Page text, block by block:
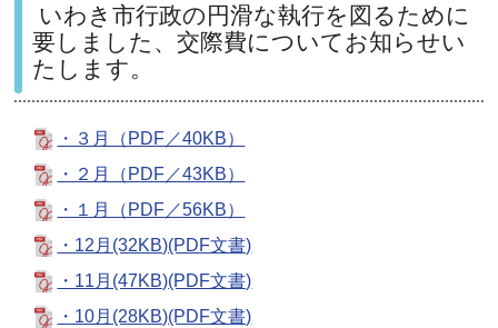
いわき市行政の円滑な執行を図るために
要しました、交際費についてお知らせい
たします。
・３月（PDF／40KB）
・２月（PDF／43KB）
・１月（PDF／56KB）
・12月(32KB)(PDF文書)
・11月(47KB)(PDF文書)
・10月(28KB)(PDF文書)